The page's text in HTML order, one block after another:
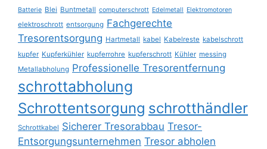
Batterie Blei Buntmetall computerschrott Edelmetall Elektromotoren
elektroschrott entsorgung Fachgerechte
Tresorentsorgung Hartmetall kabel Kabelreste kabelschrott
kupfer Kupferkühler kupferrohre kupferschrott Kühler messing
Metallabholung Professionelle Tresorentfernung
schrottabholung
Schrottentsorgung schrotthändler
Schrottkabel Sicherer Tresorabbau Tresor-
Entsorgungsunternehmen Tresor abholen